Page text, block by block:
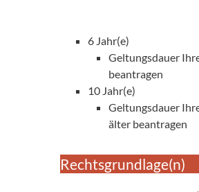
6 Jahr(e)
Geltungsdauer
beantragen
10 Jahr(e)
Geltungsdauer
älter beantragen
Rechtsgrundlage(n)